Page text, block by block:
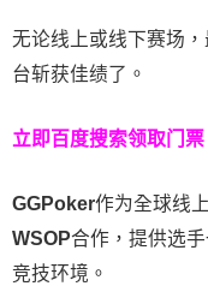
无论线上或线下赛场
台斩获佳绩了。
立即百度搜索领取门票
GGPoker作为全球线
WSOP合作，提供选
竞技环境。